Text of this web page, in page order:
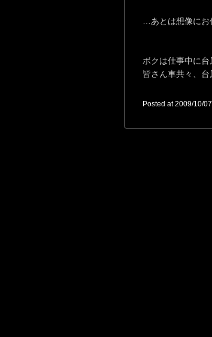
…あとは想像に
ボクは仕事中に
皆さん車共々、
Posted at 2009/10/